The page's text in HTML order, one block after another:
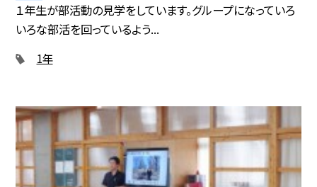
１年生が部活動の見学をしています。グループになっていろ
いろな部活を回っているよう...
1年